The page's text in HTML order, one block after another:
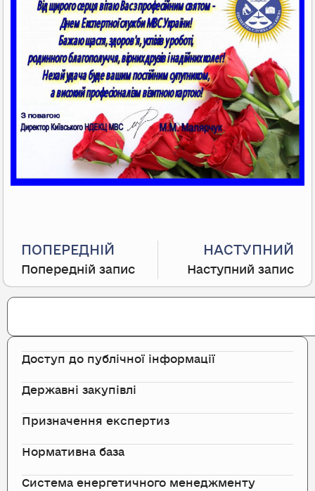
ПОПЕРЕДНІЙ
Попередній запис
НАСТУПНИЙ
Наступний запис
Search
Доступ до публічної інформації
Державні закупівлі
Призначення експертиз
Нормативна база
Система енергетичного менеджменту